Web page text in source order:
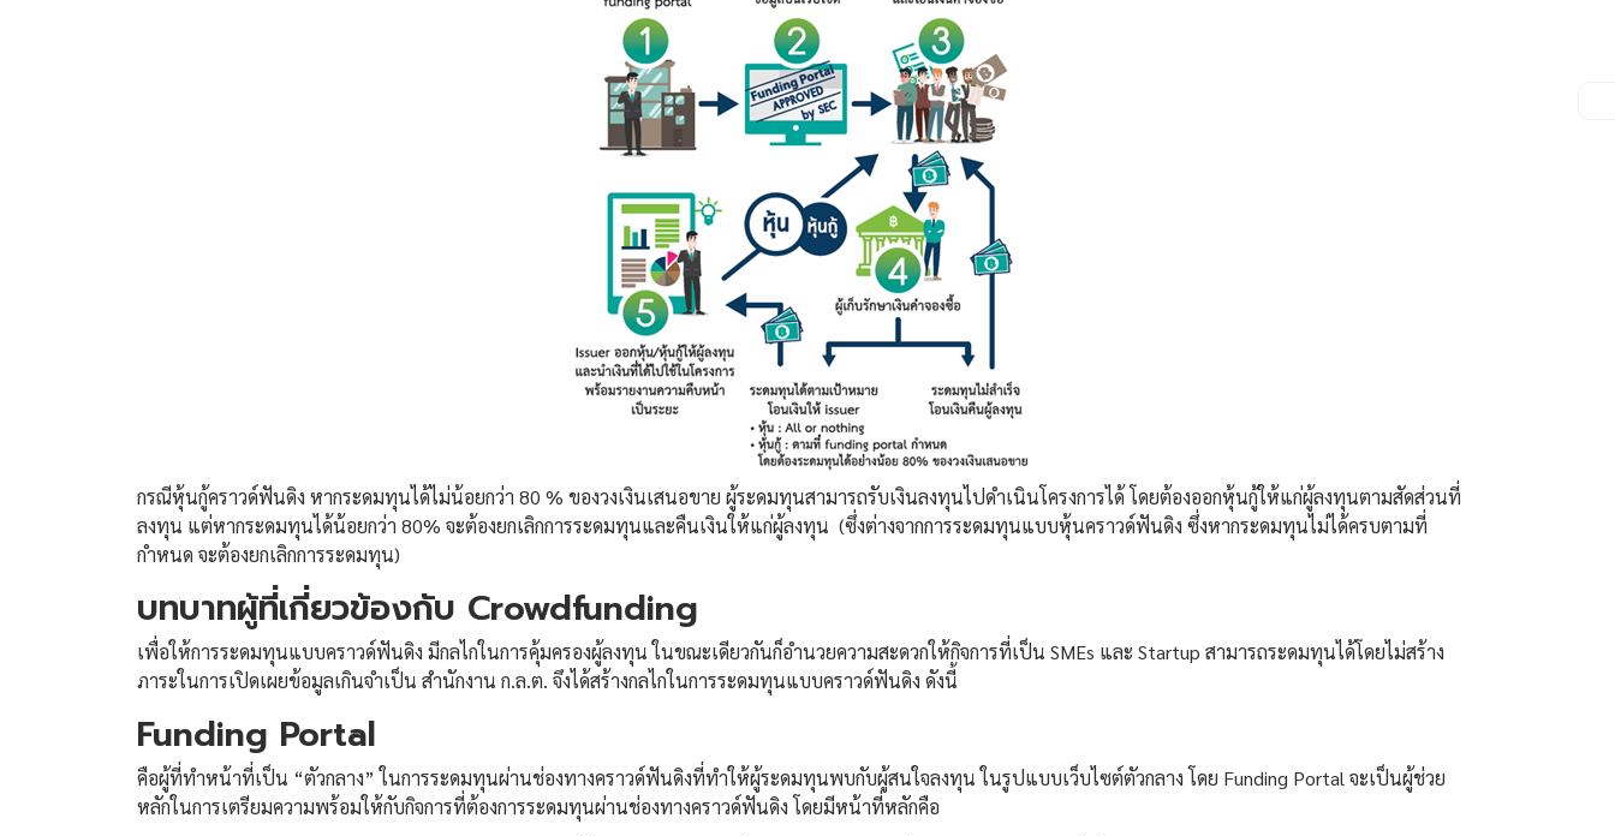
กรณีหุ้นกู้คราวด์ฟันดิง หากระดมทุนได้ไม่น้อยกว่า 80 % ของวงเงินเสนอขาย ผู้ระดมทุนสามารถรับเงินลงทุนไปดำเนินโครงการได้ โดยต้องออกหุ้นกู้ให้แก่ผู้ลงทุนตามสัดส่วนที่
ลงทุน แต่หากระดมทุนได้น้อยกว่า 80% จะต้องยกเลิกการระดมทุนและคืนเงินให้แก่ผู้ลงทุน (ซึ่งต่างจากการระดมทุนแบบหุ้นคราวด์ฟันดิง ซึ่งหากระดมทุนไม่ได้ครบตามที่
กำหนด จะต้องยกเลิกการระดมทุน)
บทบาทผู้ที่เกี่ยวข้องกับ Crowdfunding
เพื่อให้การระดมทุนแบบคราวด์ฟันดิง มีกลไกในการคุ้มครองผู้ลงทุน ในขณะเดียวกันก็อำนวยความสะดวกให้กิจการที่เป็น SMEs และ Startup สามารถระดมทุนได้โดยไม่สร้าง
ภาระในการเปิดเผยข้อมูลเกินจำเป็น สำนักงาน ก.ล.ต. จึงได้สร้างกลไกในการระดมทุนแบบคราวด์ฟันดิง ดังนี้
Funding Portal
คือผู้ที่ทำหน้าที่เป็น “ตัวกลาง” ในการระดมทุนผ่านช่องทางคราวด์ฟันดิงที่ทำให้ผู้ระดมทุนพบกับผู้สนใจลงทุน ในรูปแบบเว็บไซต์ตัวกลาง โดย Funding Portal จะเป็นผู้ช่วย
หลักในการเตรียมความพร้อมให้กับกิจการที่ต้องการระดมทุนผ่านช่องทางคราวด์ฟันดิง โดยมีหน้าที่หลักคือ